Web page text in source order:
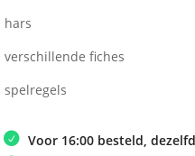
hars
verschillende fiches
spelregels
Voor 16:00 besteld,